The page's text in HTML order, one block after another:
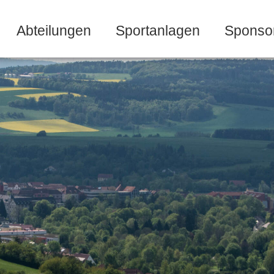
Abteilungen Sportanlagen